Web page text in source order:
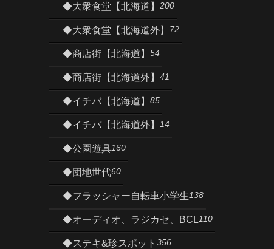
◆大衆食堂【北海道】 200
◆大衆食堂【北海道外】 72
◆商店街【北海道】 54
◆商店街【北海道外】 41
◆イチバ【北海道】 85
◆イチバ【北海道外】 14
◆公園遊具160
◆団地世代60
◆フラッシャー自転車小学生138
◆オーディオ、ラジカセ、BCL110
◆ステキ&珍スポット 356